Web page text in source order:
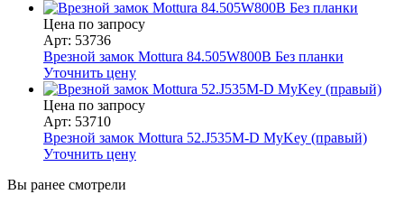
Цена по запросу
Арт: 53736
Врезной замок Mottura 84.505W800B Без планки
Уточнить цену
Цена по запросу
Арт: 53710
Врезной замок Mottura 52.J535M-D MyKey (правый)
Уточнить цену
Вы ранее смотрели